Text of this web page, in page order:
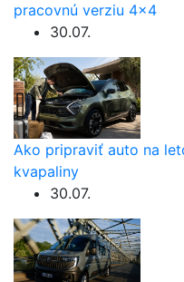
pracovnú verziu 4×4
30.07.
Ako pripraviť auto na
kvapaliny
30.07.